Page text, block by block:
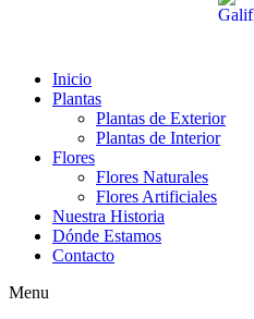
Inicio
Plantas
Plantas de Exterior
Plantas de Interior
Flores
Flores Naturales
Flores Artificiales
Nuestra Historia
Dónde Estamos
Contacto
Menu